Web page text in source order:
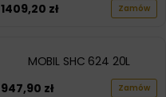
1409,20 zł Zamów
MOBIL SHC 624 20L
947,90 zł Zamów